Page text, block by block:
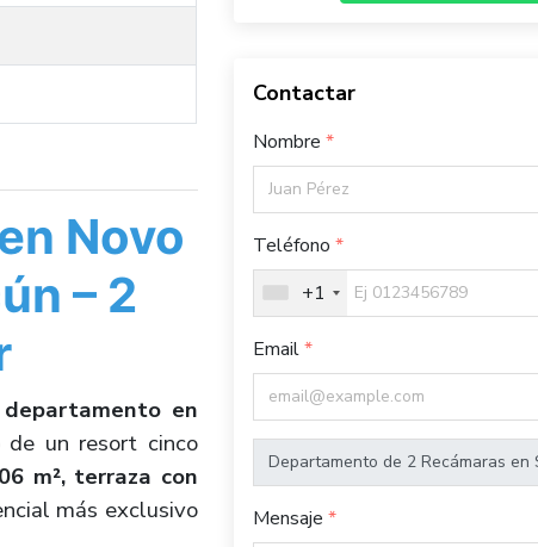
Novo
– 2
departamento en
un resort cinco
m², terraza con
más exclusivo
Contactar
Nombre
Teléfono
+1
Email
Mensaje